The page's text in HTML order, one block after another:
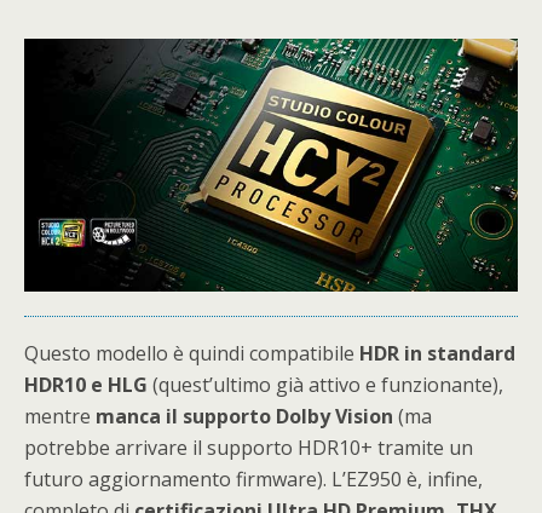
Questo modello è quindi compatibile HDR in standard
HDR10 e HLG (quest’ultimo già attivo e funzionante),
mentre manca il supporto Dolby Vision (ma
potrebbe arrivare il supporto HDR10+ tramite un
futuro aggiornamento firmware). L’EZ950 è, infine,